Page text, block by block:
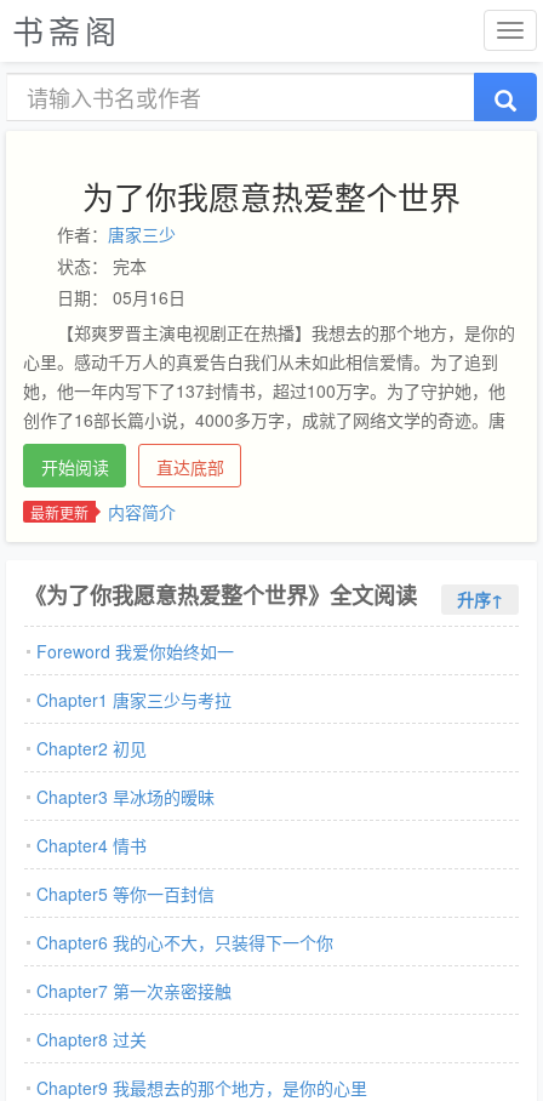
书斋阁
为了你我愿意热爱整个世界
作者： 唐家三少
状态： 完本
日期： 05月16日
【郑爽罗晋主演电视剧正在热播】我想去的那个地方，是你的
心里。感动千万人的真爱告白我们从未如此相信爱情。为了追到
她，他一年内写下了137封情书，超过100万字。为了守护她，他
创作了16部长篇小说，4000多万字，成就了网络文学的奇迹。唐
家三少真实讲述了他与妻子十六年始终如一的爱情，也在书中完整
披露了他从失业青年到明星作家的逆袭之路。磅礴而又深邃的感
情，流畅而又通俗的文笔，自强不息奋力拼搏的情怀，为读者奉上
了一部充满正能量的感人肺腑的励志爱情故事。…
开始阅读 直达底部
最新更新 内容简介
《为了你我愿意热爱整个世界》全文阅读 升序↑
Foreword 我爱你始终如一
Chapter1 唐家三少与考拉
Chapter2 初见
Chapter3 旱冰场的暧昧
Chapter4 情书
Chapter5 等你一百封信
Chapter6 我的心不大，只装得下一个你
Chapter7 第一次亲密接触
Chapter8 过关
Chapter9 我最想去的那个地方，是你的心里